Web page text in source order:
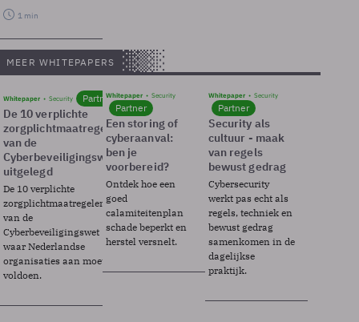
1 min
MEER WHITEPAPERS
Whitepaper Security Partner
De 10 verplichte
zorgplichtmaatregelen
van de
Cyberbeveiligingswet
uitgelegd
De 10 verplichte
zorgplichtmaatregelen
van de
Cyberbeveiligingswet
waar Nederlandse
organisaties aan moeten
voldoen.
Whitepaper Security
Partner
Een storing of
cyberaanval:
ben je
voorbereid?
Ontdek hoe een
goed
calamiteitenplan
schade beperkt en
herstel versnelt.
Whitepaper Security
Partner
Security als
cultuur - maak
van regels
bewust gedrag
Cybersecurity
werkt pas echt als
regels, techniek en
bewust gedrag
samenkomen in de
dagelijkse
praktijk.